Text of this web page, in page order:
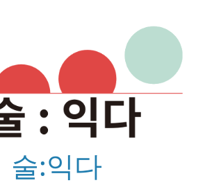
술:익다